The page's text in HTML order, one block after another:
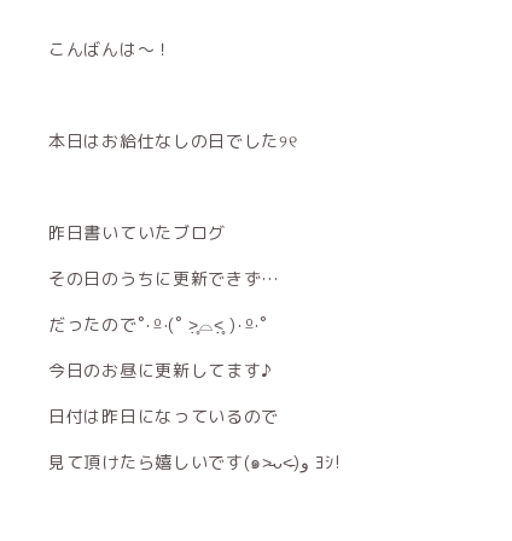
こんばんは〜！
本日はお給仕なしの日でした୨୧
昨日書いていたブログ
その日のうちに更新できず…
だったので˚‧º·(˚ ˃̣̣̥⌓︎˂̣̣̥ )‧º·˚
今日のお昼に更新してます♪
日付は昨日になっているので
見て頂けたら嬉しいです(๑˃̵ᴗ˂̵)و ﾖｼ!